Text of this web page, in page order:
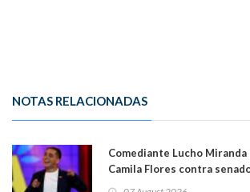
NOTAS RELACIONADAS
Comediante Lucho
Camila Flores contra